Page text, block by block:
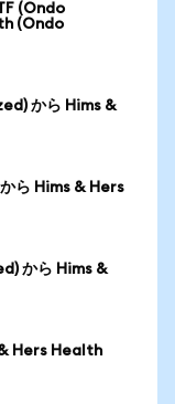
(Ondo
(Ondo
から Hims &
ら Hims & Hers
から Hims &
Hers Health